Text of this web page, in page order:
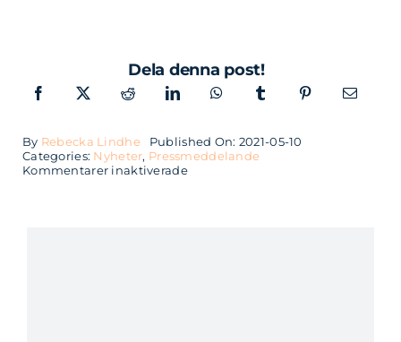
Dela denna post!
By Rebecka Lindhe
Published On: 2021-05-10
Categories: Nyheter, Pressmeddelande
Kommentarer inaktiveradeför